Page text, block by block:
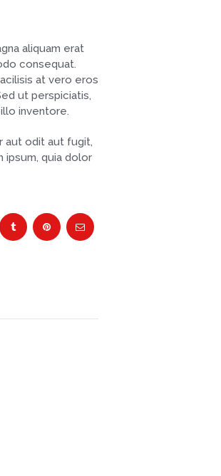
aliquam erat
consequat.
at vero eros
ut perspiciatis,
inventore.
aut odit aut fugit,
ipsum, quia dolor